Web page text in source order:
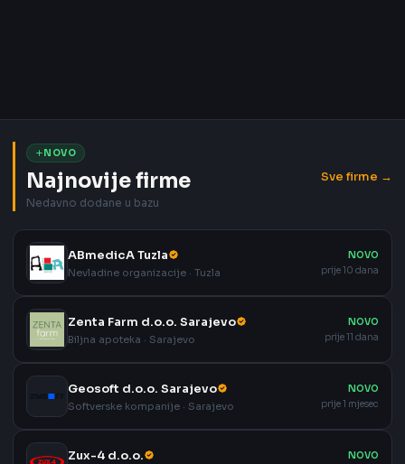
NOVO
Najnovije firme
Nedavno dodane u bazu
Sve firme →
ABmedicA Tuzla
Nevladine organizacije · Tuzla
NOVO
prije 10 dana
Zenta Farm d.o.o. Sarajevo
Biljna apoteka · Sarajevo
NOVO
prije 11 dana
Geosoft d.o.o. Sarajevo
Softverske kompanije · Sarajevo
NOVO
prije 1 mjesec
Zux-4 d.o.o.
NOVO